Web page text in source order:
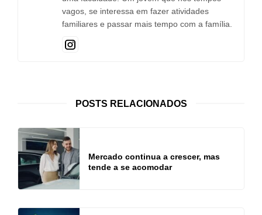
vagos, se interessa em fazer atividades
familiares e passar mais tempo com a família.
POSTS RELACIONADOS
Mercado continua a crescer, mas
tende a se acomodar